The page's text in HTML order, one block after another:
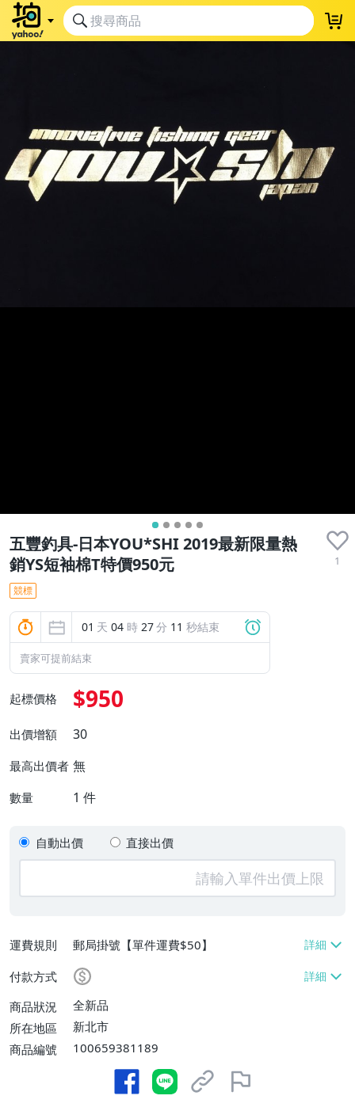
五豐釣具-日本YOU*SHI 2019最新限量熱
銷YS短袖棉T特價950元
1
競標
01 天 04 時 27分 10 秒結束
賣家可提前結束
起標價格 $950
出價增額 30
最高出價者 無
數量 1 件
自動出價 直接出價
運費規則
郵局掛號【單件運費$50】
付款方式
商品狀況
全新品
所在地區
新北市
商品編號
100659381189